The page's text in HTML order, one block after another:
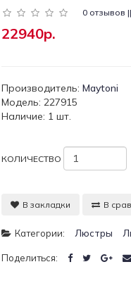
0 отзывов
22940р.
Производитель: Maytoni
Модель: 227915
Наличие: 1 шт.
КОЛИЧЕСТВО
В закладки В
Категории: Люстры
Поделиться: